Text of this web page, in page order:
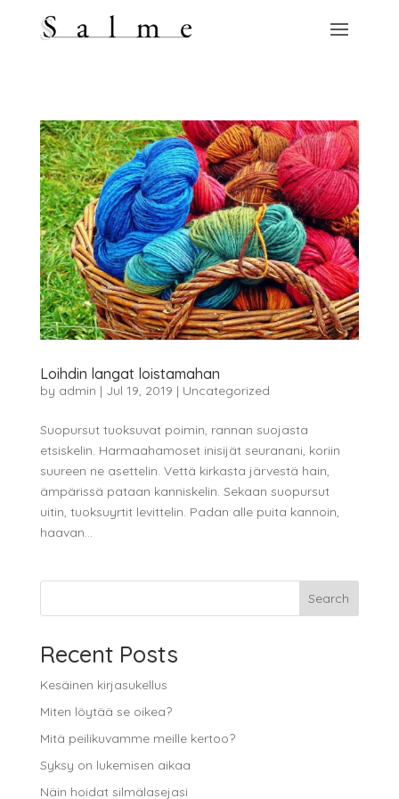
Loihdin langat loistamahan
by admin | Jul 19, 2019 | Uncategorized
Suopursut tuoksuvat poimin, rannan suojasta
etsiskelin. Harmaahamoset inisijät seuranani, koriin
suureen ne asettelin. Vettä kirkasta järvestä hain,
ämpärissä pataan kanniskelin. Sekaan suopursut
uitin, tuoksuyrtit levittelin. Padan alle puita kannoin,
haavan...
Search
Recent Posts
Kesäinen kirjasukellus
Miten löytää se oikea?
Mitä peilikuvamme meille kertoo?
Syksy on lukemisen aikaa
Näin hoidat silmälasejasi